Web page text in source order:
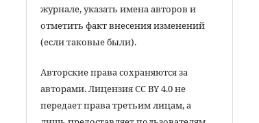
журнале, указать имена авторов и
отметить факт внесения изменений
(если таковые были).
Авторские права сохраняются за
авторами. Лицензия CC BY 4.0 не
передает права третьим лицам, а